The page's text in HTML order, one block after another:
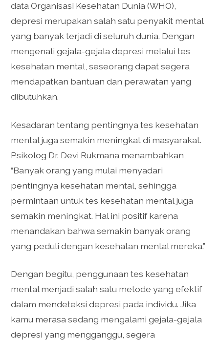
data Organisasi Kesehatan Dunia (WHO),
depresi merupakan salah satu penyakit mental
yang banyak terjadi di seluruh dunia. Dengan
mengenali gejala-gejala depresi melalui tes
kesehatan mental, seseorang dapat segera
mendapatkan bantuan dan perawatan yang
dibutuhkan.
Kesadaran tentang pentingnya tes kesehatan
mental juga semakin meningkat di masyarakat.
Psikolog Dr. Devi Rukmana menambahkan,
“Banyak orang yang mulai menyadari
pentingnya kesehatan mental, sehingga
permintaan untuk tes kesehatan mental juga
semakin meningkat. Hal ini positif karena
menandakan bahwa semakin banyak orang
yang peduli dengan kesehatan mental mereka.”
Dengan begitu, penggunaan tes kesehatan
mental menjadi salah satu metode yang efektif
dalam mendeteksi depresi pada individu. Jika
kamu merasa sedang mengalami gejala-gejala
depresi yang mengganggu, segera